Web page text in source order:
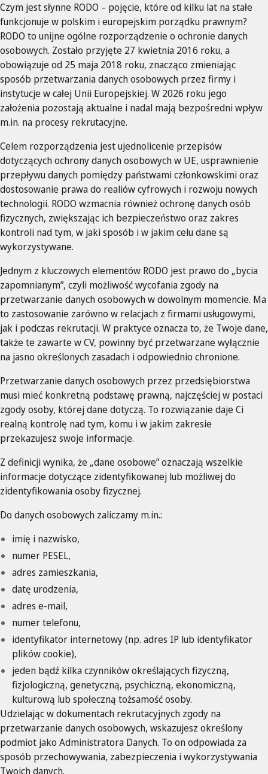
Czym jest słynne RODO – pojęcie, które od kilku lat na stałe
funkcjonuje w polskim i europejskim porządku prawnym?
RODO to unijne ogólne rozporządzenie o ochronie danych
osobowych. Zostało przyjęte 27 kwietnia 2016 roku, a
obowiązuje od 25 maja 2018 roku, znacząco zmieniając
sposób przetwarzania danych osobowych przez firmy i
instytucje w całej Unii Europejskiej. W 2026 roku jego
założenia pozostają aktualne i nadal mają bezpośredni wpływ
m.in. na procesy rekrutacyjne.
Celem rozporządzenia jest ujednolicenie przepisów
dotyczących ochrony danych osobowych w UE, usprawnienie
przepływu danych pomiędzy państwami członkowskimi oraz
dostosowanie prawa do realiów cyfrowych i rozwoju nowych
technologii. RODO wzmacnia również ochronę danych osób
fizycznych, zwiększając ich bezpieczeństwo oraz zakres
kontroli nad tym, w jaki sposób i w jakim celu dane są
wykorzystywane.
Jednym z kluczowych elementów RODO jest prawo do „bycia
zapomnianym”, czyli możliwość wycofania zgody na
przetwarzanie danych osobowych w dowolnym momencie. Ma
to zastosowanie zarówno w relacjach z firmami usługowymi,
jak i podczas rekrutacji. W praktyce oznacza to, że Twoje dane,
także te zawarte w CV, powinny być przetwarzane wyłącznie
na jasno określonych zasadach i odpowiednio chronione.
Przetwarzanie danych osobowych przez przedsiębiorstwa
musi mieć konkretną podstawę prawną, najczęściej w postaci
zgody osoby, której dane dotyczą. To rozwiązanie daje Ci
realną kontrolę nad tym, komu i w jakim zakresie
przekazujesz swoje informacje.
Z definicji wynika, że „dane osobowe” oznaczają wszelkie
informacje dotyczące zidentyfikowanej lub możliwej do
zidentyfikowania osoby fizycznej.
Do danych osobowych zaliczamy m.in.:
imię i nazwisko,
numer PESEL,
adres zamieszkania,
datę urodzenia,
adres e-mail,
numer telefonu,
identyfikator internetowy (np. adres IP lub identyfikator
plików cookie),
jeden bądź kilka czynników określających fizyczną,
fizjologiczną, genetyczną, psychiczną, ekonomiczną,
kulturową lub społeczną tożsamość osoby.
Udzielając w dokumentach rekrutacyjnych zgody na
przetwarzanie danych osobowych, wskazujesz określony
podmiot jako Administratora Danych. To on odpowiada za
sposób przechowywania, zabezpieczenia i wykorzystywania
Twoich danych.